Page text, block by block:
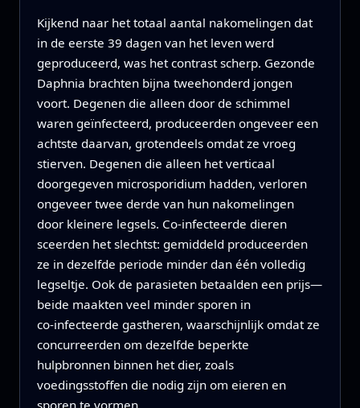
Kijkend naar het totaal aantal nakomelingen dat
in de eerste 39 dagen van het leven werd
geproduceerd, was het contrast scherp. Gezonde
Daphnia brachten bijna tweehonderd jongen
voort. Degenen die alleen door de schimmel
waren geïnfecteerd, produceerden ongeveer een
achtste daarvan, grotendeels omdat ze vroeg
stierven. Degenen die alleen het verticaal
doorgegeven microsporidium hadden, verloren
ongeveer twee derde van hun nakomelingen
door kleinere legsels. Co‑infecteerde dieren
sceerden het slechtst: gemiddeld produceerden
ze in dezelfde periode minder dan één volledig
legseltje. Ook de parasieten betaalden een prijs—
beide maakten veel minder sporen in
co‑infecteerde gastheren, waarschijnlijk omdat ze
concurreerden om dezelfde beperkte
hulpbronnen binnen het dier, zoals
voedingsstoffen die nodig zijn om eieren en